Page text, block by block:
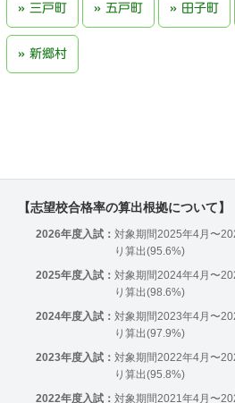
三戸町 五戸町 田子町
新郷村
【志望校合格率の算出根拠について】
2026年度入試： 対象期間2025年4月〜
り算出(95.6%)
2025年度入試： 対象期間2024年4月〜
り算出(98.6%)
2024年度入試： 対象期間2023年4月〜
り算出(97.9%)
2023年度入試： 対象期間2022年4月〜
り算出(95.8%)
2022年度入試： 対象期間2021年4月〜